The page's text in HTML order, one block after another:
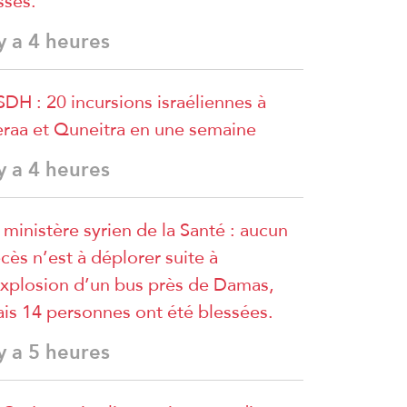
a 4 heures
: 20 incursions israéliennes à
et Quneitra en une semaine
a 4 heures
syrien de la Santé : aucun
n’est à déplorer suite à
d’un bus près de Damas,
14 personnes ont été blessées.
a 5 heures